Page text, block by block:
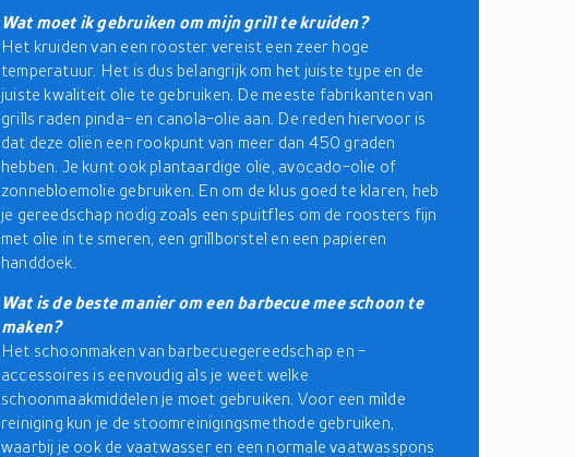
Wat moet ik gebruiken om mijn grill te kruiden?
Het kruiden van een rooster vereist een zeer hoge
temperatuur. Het is dus belangrijk om het juiste type en de
juiste kwaliteit olie te gebruiken. De meeste fabrikanten van
grills raden pinda- en canola-olie aan. De reden hiervoor is
dat deze oliën een rookpunt van meer dan 450 graden
hebben. Je kunt ook plantaardige olie, avocado-olie of
zonnebloemolie gebruiken. En om de klus goed te klaren, heb
je gereedschap nodig zoals een spuitfles om de roosters fijn
met olie in te smeren, een grillborstel en een papieren
handdoek.
Wat is de beste manier om een barbecue mee schoon te
maken?
Het schoonmaken van barbecuegereedschap en -
accessoires is eenvoudig als je weet welke
schoonmaakmiddelen je moet gebruiken. Voor een milde
reiniging kun je de stoomreinigingsmethode gebruiken,
waarbij je ook de vaatwasser en een normale vaatwasspons